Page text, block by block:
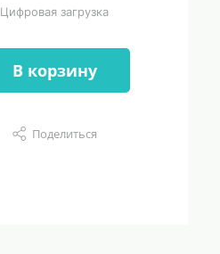
Цифровая загрузка
В корзину
Поделиться